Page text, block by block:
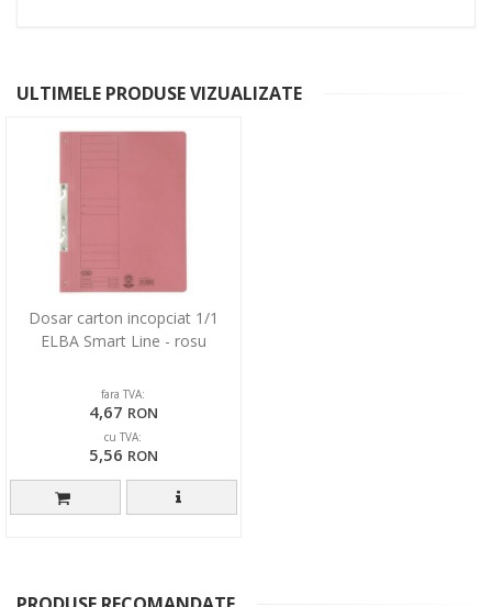
ULTIMELE PRODUSE VIZUALIZATE
Dosar carton incopciat 1/1
ELBA Smart Line - rosu
fara TVA:
4,67 RON
cu TVA:
5,56 RON